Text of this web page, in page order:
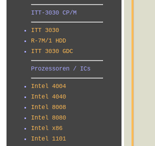
ITT-3030 CP/M
ITT 3030
R-7M/1 HDD
ITT 3030 GDC
Prozessoren / ICs
Intel 4004
Intel 4040
Intel 8008
Intel 8080
Intel x86
Intel 1101